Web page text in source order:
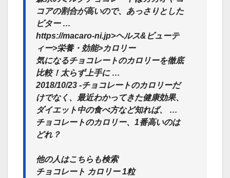
コアの割合が高いので、あっさりとした
ビター …
https://macaro-ni.jp>ヘルス&ビューテ
ィー>栄養・効能>カロリー
気になるチョコレートのカロリーを徹底
比較！太らず上手に …
2018/10/23 -チョコレートのカロリーだ
けでなく、最近わかってきた健康効果、
ダイエット中の食べ方など知れば、 …
チョコレートのカロリー、1番高いのは
どれ？
他の人はこちらも検索
チョコレート カロリー 1粒